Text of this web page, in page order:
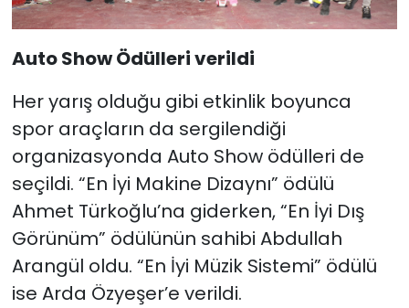
Auto Show Ödülleri verildi
Her yarış olduğu gibi etkinlik boyunca
spor araçların da sergilendiği
organizasyonda Auto Show ödülleri de
seçildi. “En İyi Makine Dizaynı” ödülü
Ahmet Türkoğlu’na giderken, “En İyi Dış
Görünüm” ödülünün sahibi Abdullah
Arangül oldu. “En İyi Müzik Sistemi” ödülü
ise Arda Özyeşer’e verildi.